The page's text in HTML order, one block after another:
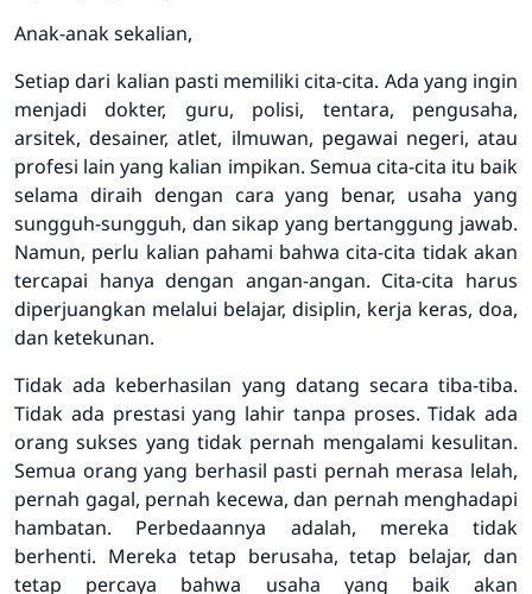
Anak-anak sekalian,
Setiap dari kalian pasti memiliki cita-cita. Ada yang ingin
menjadi dokter, guru, polisi, tentara, pengusaha,
arsitek, desainer, atlet, ilmuwan, pegawai negeri, atau
profesi lain yang kalian impikan. Semua cita-cita itu baik
selama diraih dengan cara yang benar, usaha yang
sungguh-sungguh, dan sikap yang bertanggung jawab.
Namun, perlu kalian pahami bahwa cita-cita tidak akan
tercapai hanya dengan angan-angan. Cita-cita harus
diperjuangkan melalui belajar, disiplin, kerja keras, doa,
dan ketekunan.
Tidak ada keberhasilan yang datang secara tiba-tiba.
Tidak ada prestasi yang lahir tanpa proses. Tidak ada
orang sukses yang tidak pernah mengalami kesulitan.
Semua orang yang berhasil pasti pernah merasa lelah,
pernah gagal, pernah kecewa, dan pernah menghadapi
hambatan. Perbedaannya adalah, mereka tidak
berhenti. Mereka tetap berusaha, tetap belajar, dan
tetap percaya bahwa usaha yang baik akan